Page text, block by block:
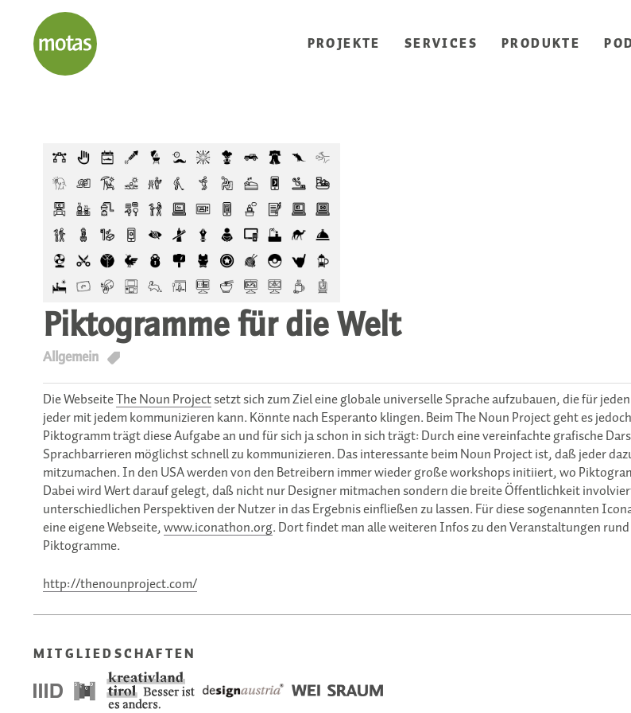
PROJEKTE SERVICES PRODUKTE
Piktogramme für die Welt
Allgemein T
Die WebseiteThe Noun Projectsetzt sich zum Ziel eine globale universelle Sprache aufzubauen, die für
jeder mit jedem kommunizieren kann. Könnte nach Esperanto klingen. Beim The Noun Project geht es
Piktogramm trägt diese Aufgabe an und für sich ja schon in sich trägt: Durch eine vereinfachte grafische
Sprachbarrieren möglichst schnell zu kommunizieren. Das interessante beim Noun Project ist, daß jeder
mitzumachen. In den USA werden von den Betreibern immer wieder große workshops initiiert, wo
Dabei wird Wert darauf gelegt, daß nicht nur Designer mitmachen sondern die breite Öffentlichkeit
unterschiedlichen Perspektiven der Nutzer in das Ergebnis einfließen zu lassen. Für diese sogenannten
eine eigene Webseite,www.iconathon.org. Dort findet man alle weiteren Infos zu den Veranstaltungen
Piktogramme.
http://thenounproject.com/
MITGLIEDSCHAFTEN